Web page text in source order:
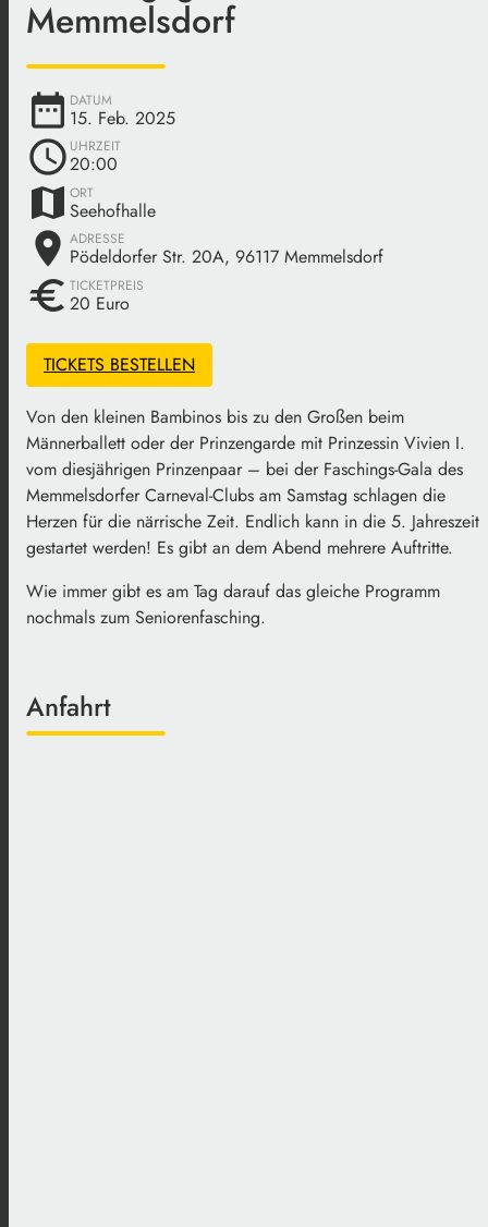
Memmelsdorf
date_range DATUM
15. Feb. 2025
schedule UHRZEIT
20:00
map ORT
Seehofhalle
place ADRESSE
Pödeldorfer Str. 20A, 96117 Memmelsdorf
euro TICKETPREIS
20 Euro
TICKETS BESTELLEN
Von den kleinen Bambinos bis zu den Großen beim
Männerballett oder der Prinzengarde mit Prinzessin Vivien I.
vom diesjährigen Prinzenpaar – bei der Faschings-Gala des
Memmelsdorfer Carneval-Clubs am Samstag schlagen die
Herzen für die närrische Zeit. Endlich kann in die 5. Jahreszeit
gestartet werden! Es gibt an dem Abend mehrere Auftritte.
Wie immer gibt es am Tag darauf das gleiche Programm
nochmals zum Seniorenfasching.
Anfahrt